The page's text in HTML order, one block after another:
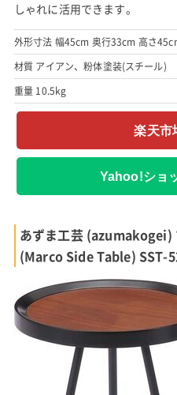
しゃれに活用できます。
外形寸法 幅45cm 奥行33cm 高さ
材質 アイアン、粉体塗装(スチール)
重量 10.5kg
楽天市
Yahoo!ショ
あずま工芸 (azumakogei)
(Marco Side Table) SST-